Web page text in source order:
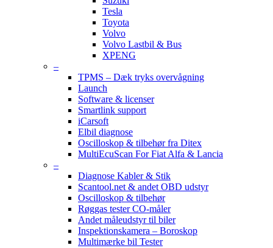
Tesla
Toyota
Volvo
Volvo Lastbil & Bus
XPENG
–
TPMS – Dæk tryks overvågning
Launch
Software & licenser
Smartlink support
iCarsoft
Elbil diagnose
Oscilloskop & tilbehør fra Ditex
MultiEcuScan For Fiat Alfa & Lancia
–
Diagnose Kabler & Stik
Scantool.net & andet OBD udstyr
Oscilloskop & tilbehør
Røggas tester CO-måler
Andet måleudstyr til biler
Inspektionskamera – Boroskop
Multimærke bil Tester